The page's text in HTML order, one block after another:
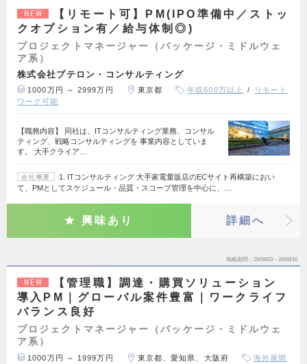
NEW
【リモート可】PM(IPO準備中／ストッ
クオプション有／給与体制◎)
プロジェクトマネージャー（パッケージ・ミドルウェ
ア系）
株式会社プテロン・コンサルティング
1000万円 ～ 2999万円 東京都 年収600万以上
リモート
ワーク可能
【職務内容】 同社は、ITコンサルティング業務、コンサル
ティング、戦略コンサルティングを 事業内容としていま
す。 大手クライア…
会社概要
1. ITコンサルティング 大手家電量販店のECサイト再構築におい
て、PMとしてスケジュール・品質・スコープ管理を中心に、…
興味あり 詳細へ
掲載期間 26/08/03～26/08/16
NEW
【管理職】調達・購買ソリューション
導入PM｜グローバル案件豊富｜ワークライフ
バランス良好
プロジェクトマネージャー（パッケージ・ミドルウェ
ア系）
1000万円 ～ 1999万円 東京都、愛知県、大阪府
海外展開